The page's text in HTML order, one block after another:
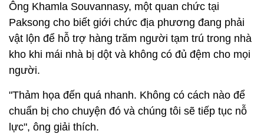
Ông Khamla Souvannasy, một quan chức tại
Paksong cho biết giới chức địa phương đang phải
vật lộn để hỗ trợ hàng trăm người tạm trú trong nhà
kho khi mái nhà bị dột và không có đủ đệm cho mọi
người.
"Thảm họa đến quá nhanh. Không có cách nào để
chuẩn bị cho chuyện đó và chúng tôi sẽ tiếp tục nỗ
lực", ông giải thích.